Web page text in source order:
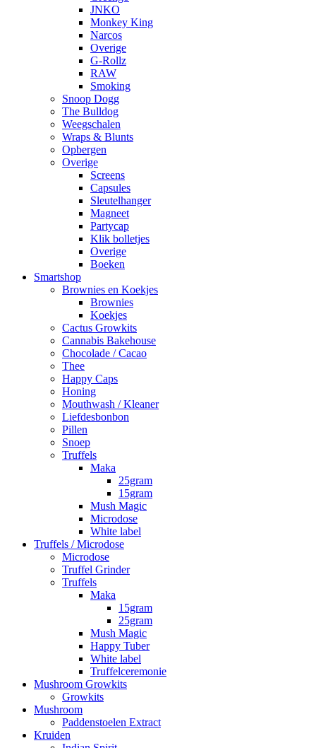
JNKO
Monkey King
Narcos
Overige
G-Rollz
RAW
Smoking
Snoop Dogg
The Bulldog
Weegschalen
Wraps & Blunts
Opbergen
Overige
Screens
Capsules
Sleutelhanger
Magneet
Partycap
Klik bolletjes
Overige
Boeken
Smartshop
Brownies en Koekjes
Brownies
Koekjes
Cactus Growkits
Cannabis Bakehouse
Chocolade / Cacao
Thee
Happy Caps
Honing
Mouthwash / Kleaner
Liefdesbonbon
Pillen
Snoep
Truffels
Maka
25gram
15gram
Mush Magic
Microdose
White label
Truffels / Microdose
Microdose
Truffel Grinder
Truffels
Maka
15gram
25gram
Mush Magic
Happy Tuber
White label
Truffelceremonie
Mushroom Growkits
Growkits
Mushroom
Paddenstoelen Extract
Kruiden